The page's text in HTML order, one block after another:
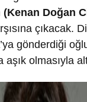
(Kenan Doğan
çıkacak.
’ya gönderdiği
aşık olmasıyla